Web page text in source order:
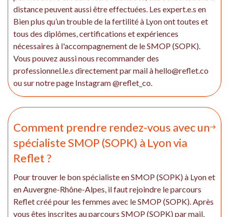
distance peuvent aussi être effectuées. Les expert.e.s en
Bien plus qu’un trouble de la fertilité à Lyon ont toutes et
tous des diplômes, certifications et expériences
nécessaires à l'accompagnement de le SMOP (SOPK).
Vous pouvez aussi nous recommander des
professionnel.le.s directement par mail à hello@reflet.co
ou sur notre page Instagram @reflet_co.
Comment prendre rendez-vous avec un
spécialiste SMOP (SOPK) à Lyon via
Reflet ?
Pour trouver le bon spécialiste en SMOP (SOPK) à Lyon et
en Auvergne-Rhône-Alpes, il faut rejoindre le parcours
Reflet créé pour les femmes avec le SMOP (SOPK). Après
vous êtes inscrites au parcours SMOP (SOPK) par mail,